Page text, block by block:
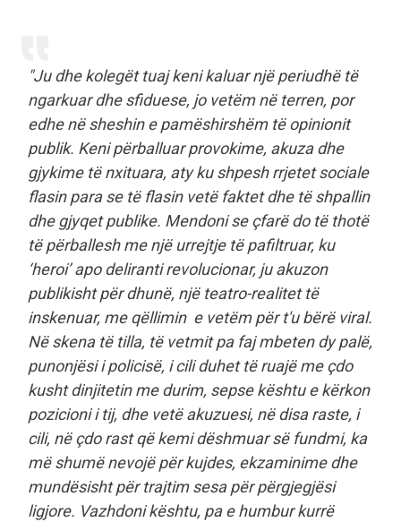
"Ju dhe kolegët tuaj keni kaluar një periudhë të
ngarkuar dhe sfiduese, jo vetëm në terren, por
edhe në sheshin e pamëshirshëm të opinionit
publik. Keni përballuar provokime, akuza dhe
gjykime të nxituara, aty ku shpesh rrjetet sociale
flasin para se të flasin vetë faktet dhe të shpallin
dhe gjyqet publike. Mendoni se çfarë do të thotë
të përballesh me një urrejtje të pafiltruar, ku
‘heroi’ apo deliranti revolucionar, ju akuzon
publikisht për dhunë, një teatro-realitet të
inskenuar, me qëllimin e vetëm për t'u bërë viral.
Në skena të tilla, të vetmit pa faj mbeten dy palë,
punonjësi i policisë, i cili duhet të ruajë me çdo
kusht dinjitetin me durim, sepse kështu e kërkon
pozicioni i tij, dhe vetë akuzuesi, në disa raste, i
cili, në çdo rast që kemi dëshmuar së fundmi, ka
më shumë nevojë për kujdes, ekzaminime dhe
mundësisht për trajtim sesa për përgjegjësi
ligjore. Vazhdoni kështu, pa e humbur kurrë